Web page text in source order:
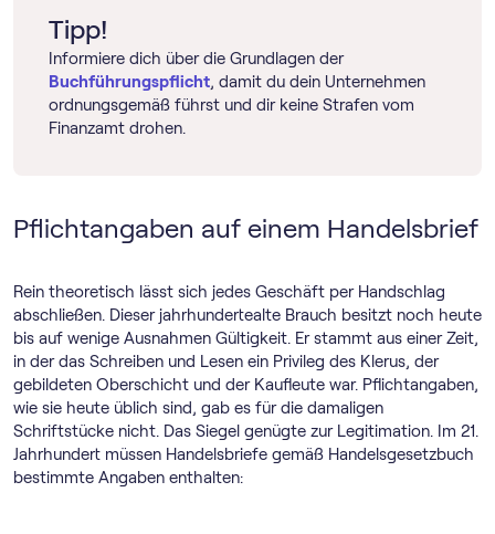
Tipp!
Informiere dich über die Grundlagen der
Buchführungspflicht, damit du dein Unternehmen
ordnungsgemäß führst und dir keine Strafen vom
Finanzamt drohen.
Pflichtangaben auf einem Handelsbrief
Rein theoretisch lässt sich jedes Geschäft per Handschlag
abschließen. Dieser jahrhundertealte Brauch besitzt noch heute
bis auf wenige Ausnahmen Gültigkeit. Er stammt aus einer Zeit,
in der das Schreiben und Lesen ein Privileg des Klerus, der
gebildeten Oberschicht und der Kaufleute war. Pflichtangaben,
wie sie heute üblich sind, gab es für die damaligen
Schriftstücke nicht. Das Siegel genügte zur Legitimation. Im 21.
Jahrhundert müssen Handelsbriefe gemäß Handelsgesetzbuch
bestimmte Angaben enthalten: